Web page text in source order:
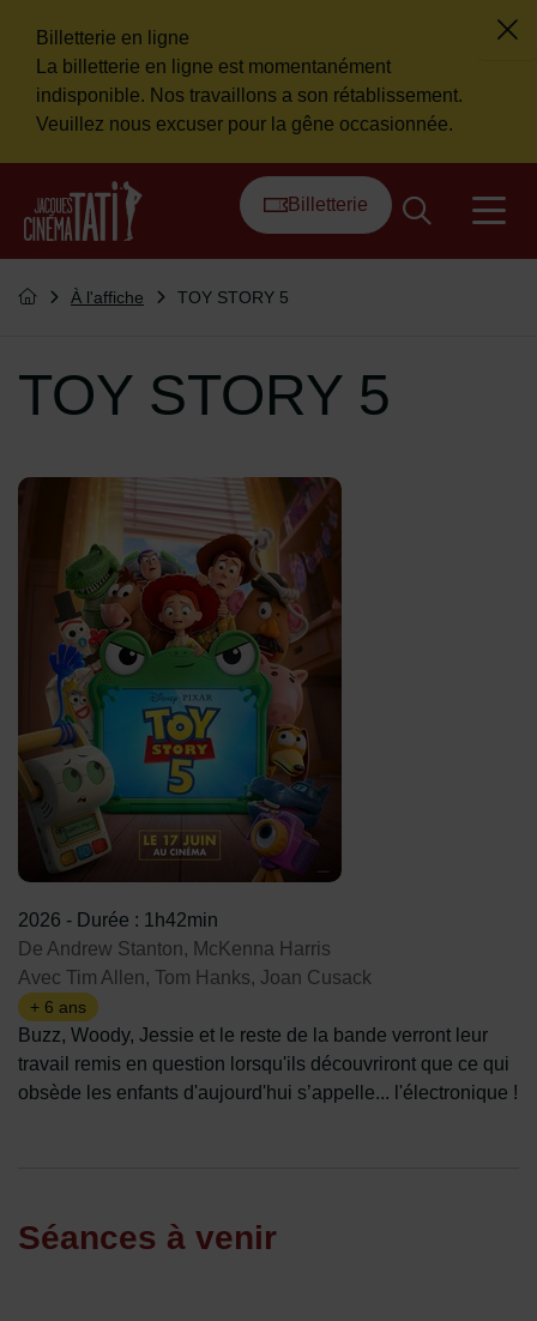
Flash info
Billetterie en ligne
La billetterie en ligne est momentanément
indisponible. Nos travaillons a son rétablissement.
Veuillez nous excuser pour la gêne occasionnée.
Retour à l'accueil
Billetterie
Vous êtes ici :
Retourner à l'accueil
À l'affiche TOY STORY 5
TOY STORY 5
2026 - Durée : 1h42min
De Andrew Stanton, McKenna Harris
Avec Tim Allen, Tom Hanks, Joan Cusack
+ 6 ans
Buzz, Woody, Jessie et le reste de la bande verront leur
travail remis en question lorsqu'ils découvriront que ce qui
obsède les enfants d'aujourd'hui s’appelle... l'électronique !
Séances à venir